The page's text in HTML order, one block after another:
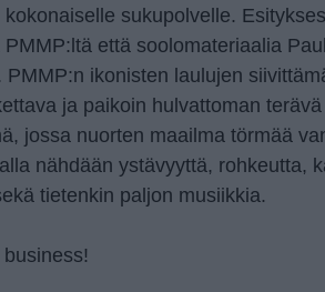
sukupolvelle.
PMMP:ltä että soolomateriaalia
PMMP:n ikonisten laulujen
ja paikoin hulvattoman terävä
jossa nuorten maailma törmää
nähdään ystävyyttä, rohkeutta,
tietenkin paljon musiikkia.